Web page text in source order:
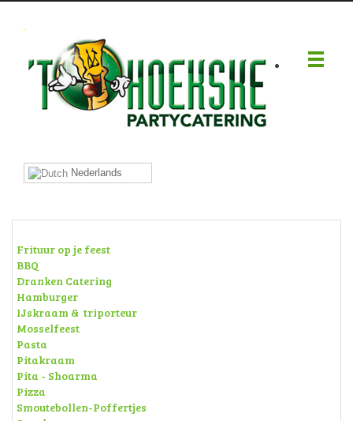
.
Nederlands
Frituur op je feest
BBQ
Dranken Catering
Hamburger
IJskraam & triporteur
Mosselfeest
Pasta
Pitakraam
Pita - Shoarma
Pizza
Smoutebollen-Poffertjes